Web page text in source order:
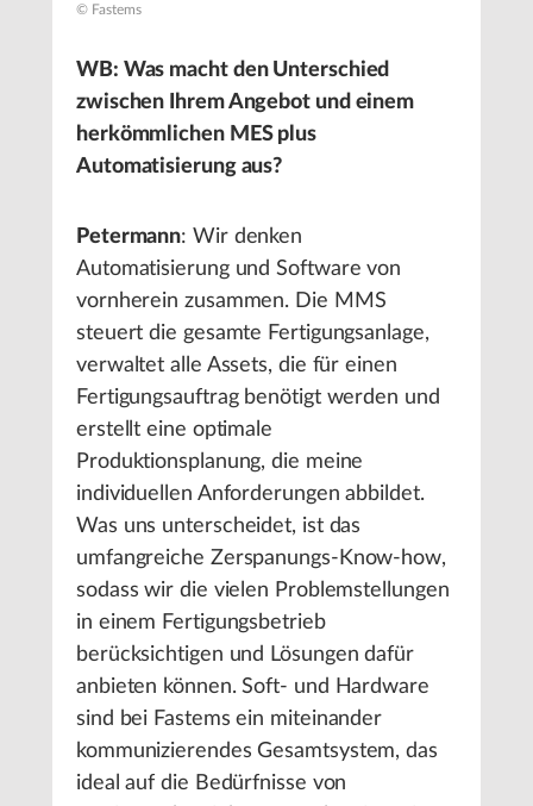
© Fastems
WB: Was macht den Unterschied
zwischen Ihrem Angebot und einem
herkömmlichen MES plus
Automatisierung aus?
Petermann: Wir denken
Automatisierung und Software von
vornherein zusammen. Die MMS
steuert die gesamte Fertigungsanlage,
verwaltet alle Assets, die für einen
Fertigungsauftrag benötigt werden und
erstellt eine optimale
Produktionsplanung, die meine
individuellen Anforderungen abbildet.
Was uns unterscheidet, ist das
umfangreiche Zerspanungs-Know-how,
sodass wir die vielen Problemstellungen
in einem Fertigungsbetrieb
berücksichtigen und Lösungen dafür
anbieten können. Soft- und Hardware
sind bei Fastems ein miteinander
kommunizierendes Gesamtsystem, das
ideal auf die Bedürfnisse von